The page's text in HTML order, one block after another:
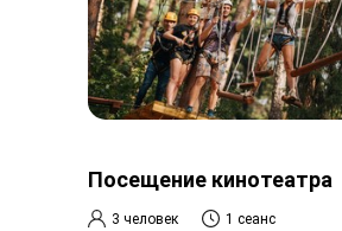
Посещение кинотеатра
3 человек 1 сеанс